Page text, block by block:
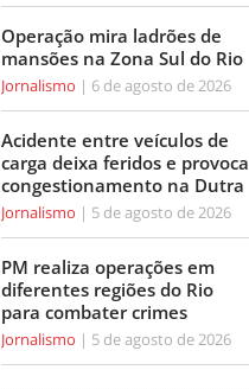
Operação mira ladrões de
mansões na Zona Sul do Rio
Jornalismo 6 de agosto de 2026
Acidente entre veículos de
carga deixa feridos e provoca
congestionamento na Dutra
Jornalismo 5 de agosto de 2026
PM realiza operações em
diferentes regiões do Rio
para combater crimes
Jornalismo 5 de agosto de 2026